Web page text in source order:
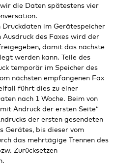
die Daten spätestens vier
im Gerätespeicher
des Faxes wird der
damit das nächste
werden kann. Teile des
temporär im Speicher des
nächsten empfangenen Fax
führt dies zu einer
nach 1 Woche. Beim von
Andruck der ersten Seite“
der ersten gesendeten
Gerätes, bis dieser vom
das mehrtägige Trennen des
Zurücksetzen